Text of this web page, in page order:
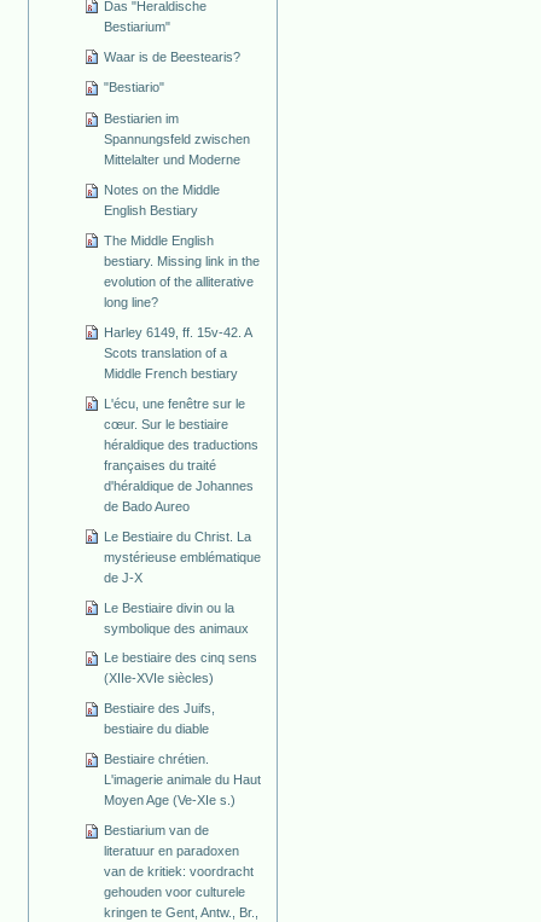
Das "Heraldische
Bestiarium"
Waar is de Beestearis?
"Bestiario"
Bestiarien im
Spannungsfeld zwischen
Mittelalter und Moderne
Notes on the Middle
English Bestiary
The Middle English
bestiary. Missing link in the
evolution of the alliterative
long line?
Harley 6149, ff. 15v-42. A
Scots translation of a
Middle French bestiary
L'écu, une fenêtre sur le
cœur. Sur le bestiaire
héraldique des traductions
françaises du traité
d'héraldique de Johannes
de Bado Aureo
Le Bestiaire du Christ. La
mystérieuse emblématique
de J-X
Le Bestiaire divin ou la
symbolique des animaux
Le bestiaire des cinq sens
(XIIe-XVIe siècles)
Bestiaire des Juifs,
bestiaire du diable
Bestiaire chrétien.
L'imagerie animale du Haut
Moyen Age (Ve-XIe s.)
Bestiarium van de
literatuur en paradoxen
van de kritiek: voordracht
gehouden voor culturele
kringen te Gent, Antw., Br.,